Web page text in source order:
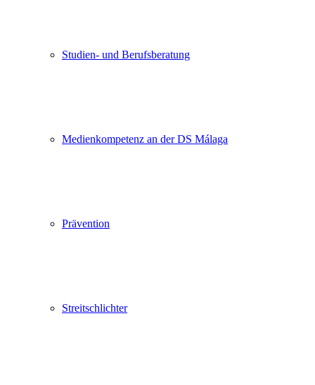
Studien- und Berufsberatung
Medienkompetenz an der DS Málaga
Prävention
Streitschlichter